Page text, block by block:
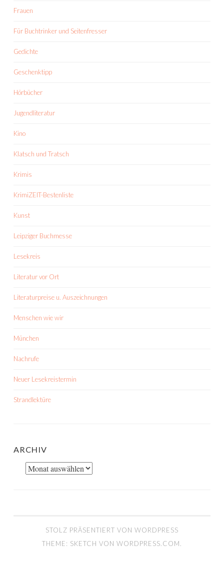
Frauen
Für Buchtrinker und Seitenfresser
Gedichte
Geschenktipp
Hörbücher
Jugendliteratur
Kino
Klatsch und Tratsch
Krimis
KrimiZEIT-Bestenliste
Kunst
Leipziger Buchmesse
Lesekreis
Literatur vor Ort
Literaturpreise u. Auszeichnungen
Menschen wie wir
München
Nachrufe
Neuer Lesekreistermin
Strandlektüre
ARCHIV
Archiv
STOLZ PRÄSENTIERT VON WORDPRESS
THEME: SKETCH VON WORDPRESS.COM